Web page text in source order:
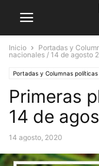
Inicio Portadas y
nacionales / 14 de agosto
Portadas y Columnas
Primeras
14 de
14 agosto, 2020